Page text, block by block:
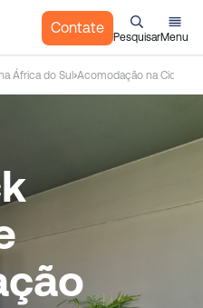
Contate
PesquisarMenu
África do Sul Acomodação na Cidade